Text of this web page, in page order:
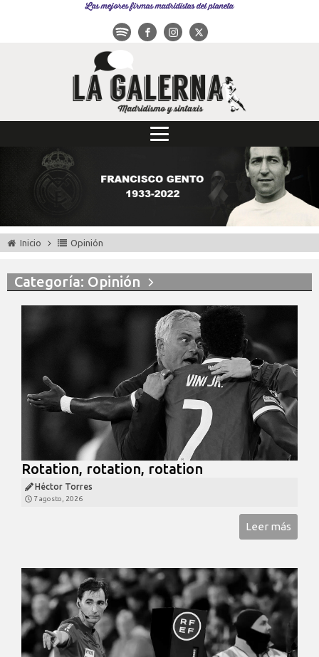
Las mejores firmas madridistas del planeta
Inicio Opinión
Categoría: Opinión
Rotation, rotation, rotation
Héctor Torres
7 agosto, 2026
Leer más